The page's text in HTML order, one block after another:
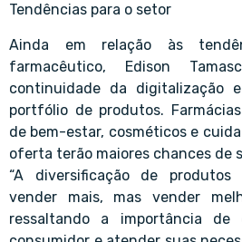
Tendências para o setor
Ainda em relação às
farmacêutico, Edison
continuidade da digitalização
portfólio de produtos.
de bem-estar, cosméticos e
oferta terão maiores chances de
“A diversificação de
vender mais, mas vender
ressaltando a importância